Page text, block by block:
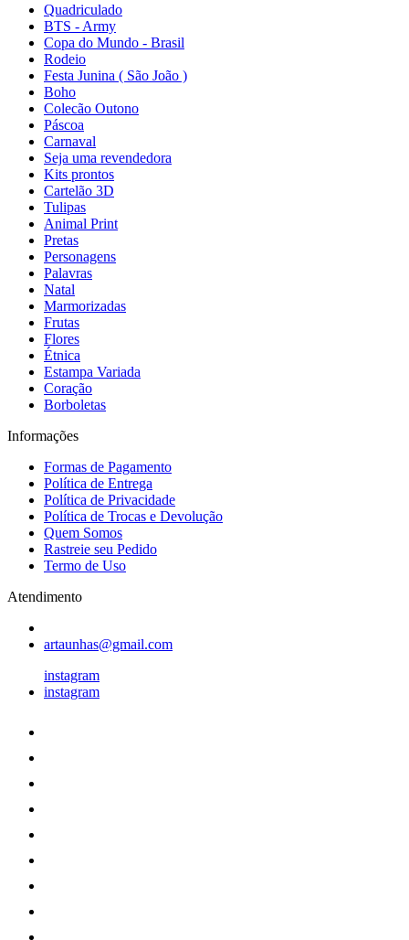
Quadriculado
BTS - Army
Copa do Mundo - Brasil
Rodeio
Festa Junina ( São João )
Boho
Colecão Outono
Páscoa
Carnaval
Seja uma revendedora
Kits prontos
Cartelão 3D
Tulipas
Animal Print
Pretas
Personagens
Palavras
Natal
Marmorizadas
Frutas
Flores
Étnica
Estampa Variada
Coração
Borboletas
Informações
Formas de Pagamento
Política de Entrega
Política de Privacidade
Política de Trocas e Devolução
Quem Somos
Rastreie seu Pedido
Termo de Uso
Atendimento
artaunhas@gmail.com
instagram
instagram